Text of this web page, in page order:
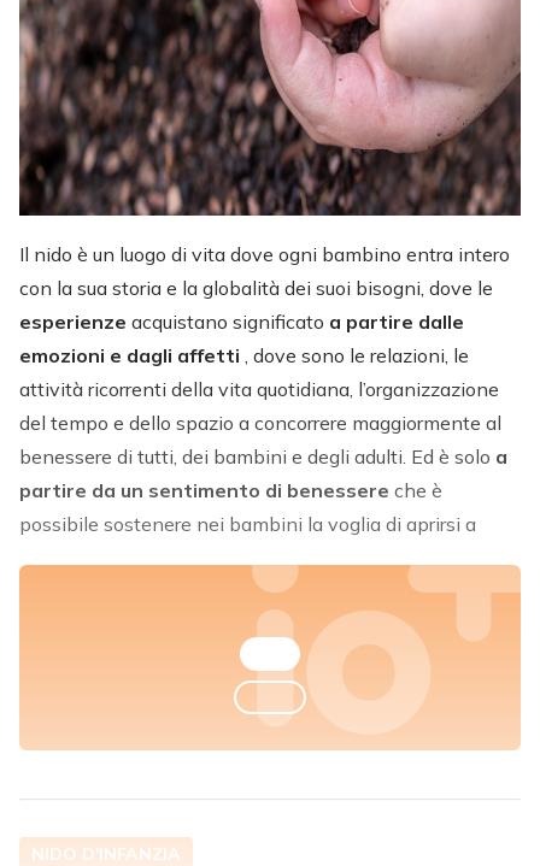
Il nido è un luogo di vita dove ogni bambino entra intero
con la sua storia e la globalità dei suoi bisogni, dove le
esperienze acquistano significato a partire dalle
emozioni e dagli affetti , dove sono le relazioni, le
attività ricorrenti della vita quotidiana, l’organizzazione
del tempo e dello spazio a concorrere maggiormente al
benessere di tutti, dei bambini e degli adulti. Ed è solo a
partire da un sentimento di benessere che è
possibile sostenere nei bambini la voglia di aprirsi a
NIDO D'INFANZIA